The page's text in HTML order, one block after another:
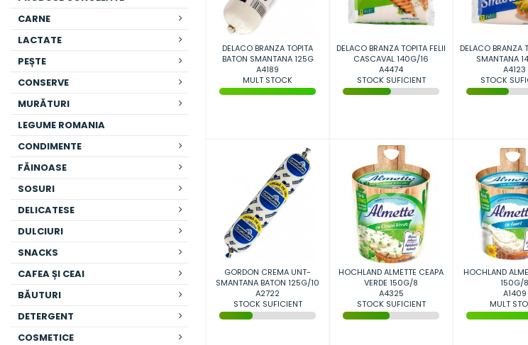
CARNE
LACTATE
PEȘTE
CONSERVE
MURĂTURI
LEGUME ROMANIA
CONDIMENTE
FĂINOASE
SOSURI
DELICATESE
DULCIURI
SNACKS
CAFEA ȘI CEAI
BĂUTURI
DETERGENT
COSMETICE
DELACO BRANZA TOPITA
BATON SMANTANA 125G
A4189
MULT STOCK
DELACO BRANZA TOPITA FELII
CASCAVAL 140G/16
A4474
STOCK SUFICIENT
DELACO BRANZA
SMANTANA
A4123
STOCK
GORDON CREMA UNT-
SMANTANA BATON 125G/10
A2722
STOCK SUFICIENT
HOCHLAND ALMETTE CEAPA
VERDE 150G/8
A4325
STOCK SUFICIENT
HOCHLAND
150G/8
A1409
MULT